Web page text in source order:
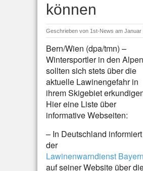
können
Geschrieben von 1st-News am Januar
Bern/Wien (dpa/tmn) –
Wintersportler in den Alpen
sollten sich stets über die
aktuelle Lawinengefahr in
ihrem Skigebiet
Hier eine Liste über
informative Webseiten:
– In Deutschland informiert
der
Lawinenwarndienst Bayern
auf seiner Website über